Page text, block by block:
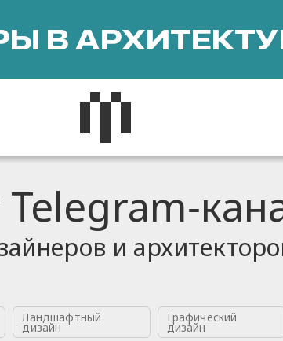
В
и
Ландшафтный
дизайн
Графический
дизайн